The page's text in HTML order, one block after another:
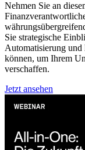
Nehmen Sie an
Sie strategische
Automatisierung und
können, um Ihrem
verschaffen.
Jetzt ansehen